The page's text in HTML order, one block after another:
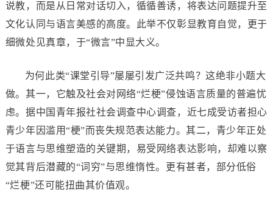
说教，而是从日常对话切入，循循善诱，将表达问题提升至
文化认同与语言美感的高度。此举不仅彰显教育自觉，更于
细微处见真章，于“微言”中显大义。
为何此类“课堂引导”屡屡引发广泛共鸣？这绝非小题大
做。其一，它触及社会对网络“烂梗”侵蚀语言质量的普遍忧
虑。据中国青年报社社会调查中心调查，近七成受访者担心
青少年因滥用“梗”而丧失规范表达能力。其二，青少年正处
于语言与思维塑造的关键期，易受网络表达影响，却难以察
觉其背后潜藏的“词穷”与思维惰性。更有甚者，部分低俗
“烂梗”还可能扭曲其价值观。